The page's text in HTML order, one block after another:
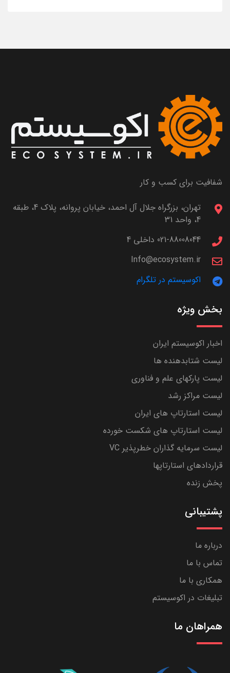
شفافیت برای کسب و کار
تهران، بزرگراه جلال آل احمد، خیابان پروانه، پلاک 4، طبقه
4، واحد 31
021-88008044 داخلی 4
Info@ecosystem.ir
اکوسیستم در تلگرام
بخش ویژه
اخبار اکوسیستم ایران
لیست شتابدهنده ها
لیست پارکهای علم و فناوری
لیست مراکز رشد
لیست استارتاپ های ایران
لیست استارتاپ های شکست خورده
لیست سرمایه گذاران خطرپذیر VC
قراردادهای استارتاپها
پخش زنده
پشتیبانی
درباره ما
تماس با ما
همکاری با ما
تبلیغات در اکوسیستم
همراهان ما